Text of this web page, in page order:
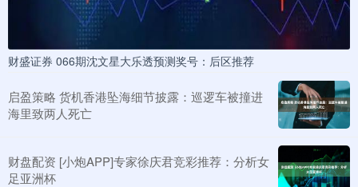
财盛证券 066期沈文星大乐透预测奖号：后区推荐
启盈策略 货机香港坠海细节披露：巡逻车被撞进
海里致两人死亡
财盘配资 [小炮APP]专家徐庆君竞彩推荐：分析女
足亚洲杯